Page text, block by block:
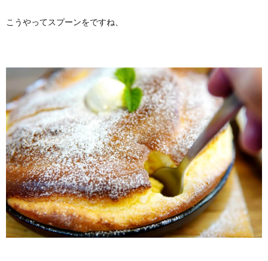
こうやってスプーンをですね、